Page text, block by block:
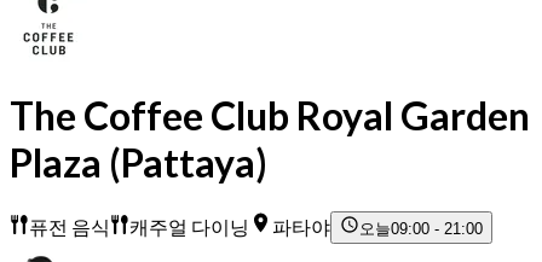
The Coffee Club Royal Garden
Plaza (Pattaya)
퓨전 음식 캐주얼 다이닝 파타야 오늘09:00 - 21:00